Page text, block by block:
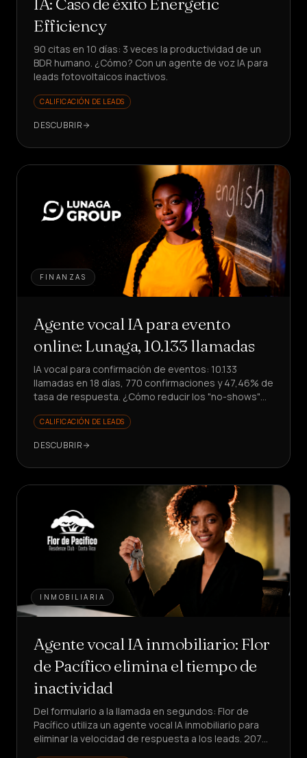
Efficiency
90 citas en 10 días: 3 veces la productividad de un
BDR humano. ¿Cómo? Con un agente de voz IA para
leads fotovoltaicos inactivos.
CALIFICACIÓN DE LEADS
DESCUBRIR
FINANZAS
Agente vocal IA para evento
online: Lunaga, 10.133 llamadas
IA vocal para confirmación de eventos: 10.133
llamadas en 18 días, 770 confirmaciones y 47,46% de
tasa de respuesta. ¿Cómo reducir los "no-shows"
CALIFICACIÓN DE LEADS
DESCUBRIR
INMOBILIARIA
Agente vocal IA inmobiliario: Flor
de Pacífico elimina el tiempo de
inactividad
Del formulario a la llamada en segundos: Flor de
Pacífico utiliza un agente vocal IA inmobiliario para
eliminar la velocidad de respuesta a los leads. 207